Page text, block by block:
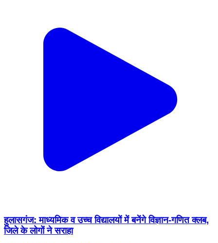
हुलासगंज: माध्यमिक व उच्च विद्यालयों में बनेंगे विज्ञान-गणित क्लब,
जिले के लोगों ने सराहा